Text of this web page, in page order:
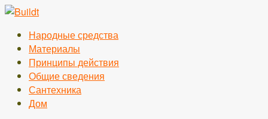
Перейти
контентуНародные средства
Материалы
Принципы действия
Общие сведения
Сантехника
Дом